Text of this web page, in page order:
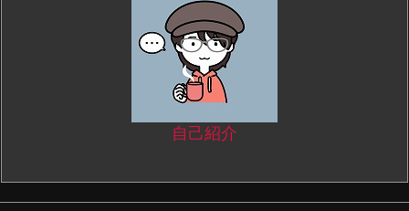
自己紹介